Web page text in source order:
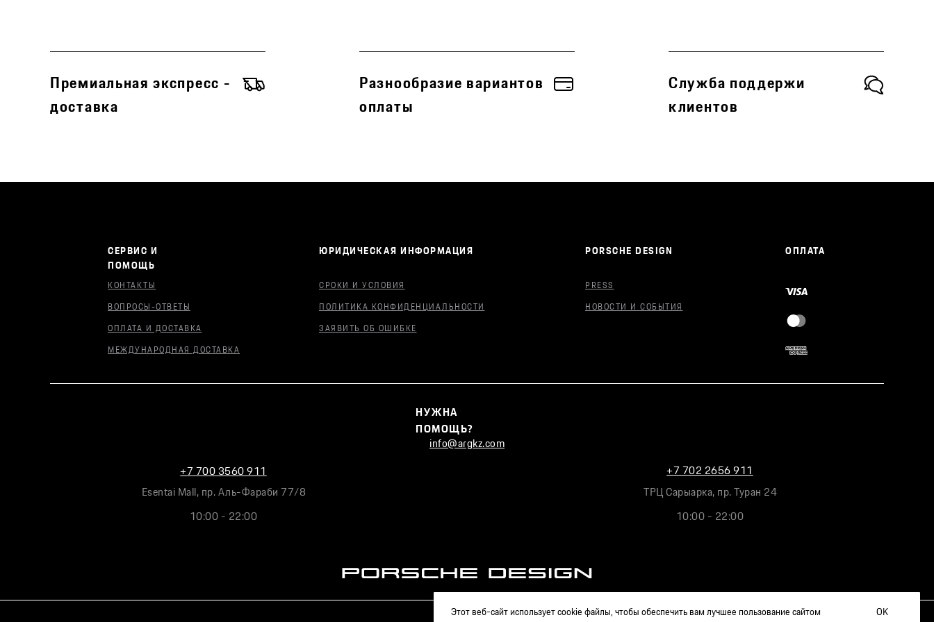
Этот веб-сайт использует cookie файлы, чтобы обеспечить вам лучшее пользование сайтом OK
Премиальная экспресс -
доставка
Разнообразие вариантов
оплаты
Служба поддержи
клиентов
СЕРВИС И
ПОМОЩЬ
КОНТАКТЫ
ВОПРОСЫ-ОТВЕТЫ
ОПЛАТА И ДОСТАВКА
МЕЖДУНАРОДНАЯ ДОСТАВКА
ЮРИДИЧЕСКАЯ ИНФОРМАЦИЯ
СРОКИ И УСЛОВИЯ
ПОЛИТИКА КОНФИДЕНЦИАЛЬНОСТИ
ЗАЯВИТЬ ОБ ОШИБКЕ
PORSCHE DESIGN
PRESS
ОПЛАТА
НУЖНА
ПОМОЩЬ?
info@argkz.com
+7 700 3560 911
Esentai Mall, пр. Аль-Фараби 77/8
10:00 - 22:00
НОВОСТИ И СОБЫТИЯ
ТРЦ Сарыарка, пр. Туран 24
10:00 - 22:00
+7 702 2656 911